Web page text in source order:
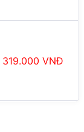
319.000 VNĐ